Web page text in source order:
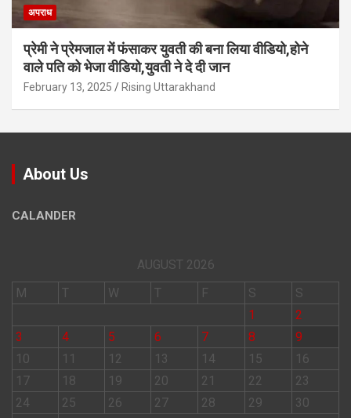
अपराध
प्रेमी ने प्रेमजाल में फंसाकर युवती की बना लिया वीडियो,होने
वाले पत‍ि को भेजा वीड‍ियो,युवती ने दे दी जान
February 13, 2025 Rising Uttarakhand
About Us
CALANDER
AUGUST 2026
M
T W T F S
S
1
2
3
4 5 6 7 8
9
10
11 12 13 14 15
16
17
18 19 20 21 22
23
24
25 26 27 28 29
30